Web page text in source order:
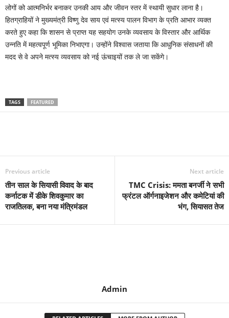
लोगों को आत्मनिर्भर बनाकर उनकी आय और जीवन स्तर में स्थायी सुधार लाना है।
हितग्राहियों ने मुख्यमंत्री विष्णु देव साय एवं मत्स्य पालन विभाग के प्रति आभार व्यक्त
करते हुए कहा कि शासन से प्राप्त यह सहयोग उनके व्यवसाय के विस्तार और आर्थिक
उन्नति में महत्वपूर्ण भूमिका निभाएगा। उन्होंने विश्वास जताया कि आधुनिक संसाधनों की
मदद से वे अपने मत्स्य व्यवसाय को नई ऊंचाइयों तक ले जा सकेंगे।
TAGS FEATURED
Previous article
तीन साल के सियासी विवाद के बाद
कर्नाटक में डीके शिवकुमार का
राजतिलक, बना नया मंत्रिमंडल
Next article
TMC Crisis: ममता बनर्जी ने सभी
फ्रंटल ऑर्गनाइजेशन और कमेटियां की
भंग, सियासत तेज
Admin